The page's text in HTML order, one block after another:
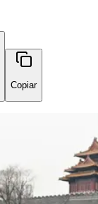
Copiar